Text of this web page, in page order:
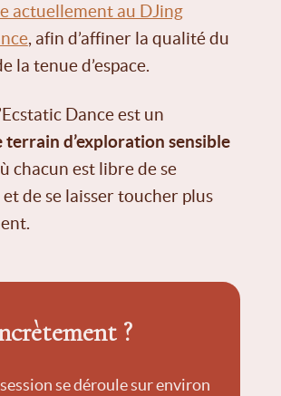
actuellement au DJing
, afin d’affiner la qualité du
la tenue d’espace.
Dance est un
terrain d’exploration sensible
chacun est libre de se
de se laisser toucher plus
?
se déroule sur environ